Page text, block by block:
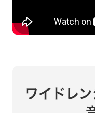
ワイドレ